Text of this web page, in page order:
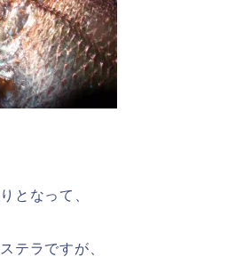
となって、
テラですが、